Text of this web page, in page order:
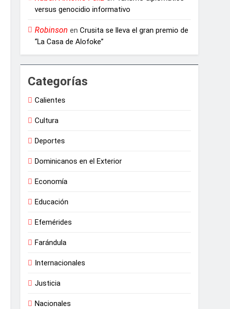
versus genocidio informativo
Robinson enCrusita se lleva el gran premio de
“La Casa de Alofoke”
Categorías
Calientes
Cultura
Deportes
Dominicanos en el Exterior
Economía
Educación
Efemérides
Farándula
Internacionales
Justicia
Nacionales